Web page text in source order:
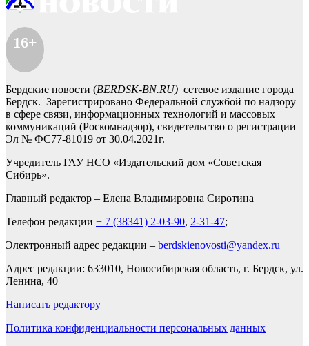
16+
Бердские новости (BERDSK-BN.RU) сетевое издание города
Бердск. Зарегистрировано Федеральной службой по надзору
в сфере связи, информационных технологий и массовых
коммуникаций (Роскомнадзор), свидетельство о регистрации
Эл № ФС77-81019 от 30.04.2021г.
Учредитель ГАУ НСО «Издательский дом «Советская
Сибирь».
Главный редактор – Елена Владимировна Сиротина
Телефон редакции + 7 (38341) 2-03-90, 2-31-47;
Электронный адрес редакции – berdskienovosti@yandex.ru
Адрес редакции: 633010, Новосибирская область, г. Бердск, ул.
Ленина, 40
Написать редактору
Политика конфиденциальности персональных данных